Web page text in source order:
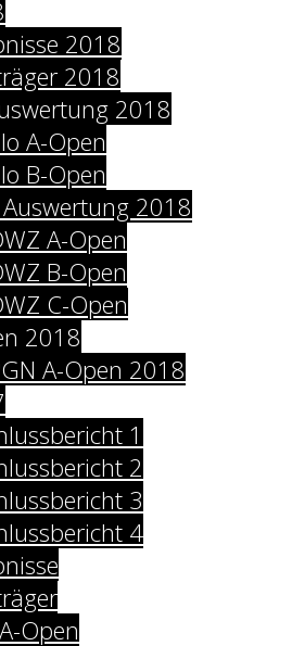
2018
2018
2018
A-Open
B-Open
2018
A-Open
B-Open
C-Open
2018
A-Open 2018
1
2
3
4
Open